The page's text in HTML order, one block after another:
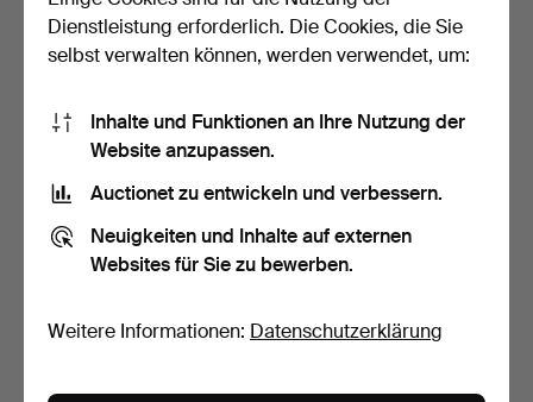
PARFUMFLAKON.
KAMEENGLASVASE MIT
BAUMMO…
4 Tage
Dienstleistung erforderlich. Die Cookies, die Sie
selbst verwalten können, werden verwendet, um:
Inhalte und Funktionen an Ihre Nutzung der
Website anzupassen.
Auctionet zu entwickeln und verbessern.
Neuigkeiten und Inhalte auf externen
Websites für Sie zu bewerben.
Weitere Informationen: Datenschutzerklärung